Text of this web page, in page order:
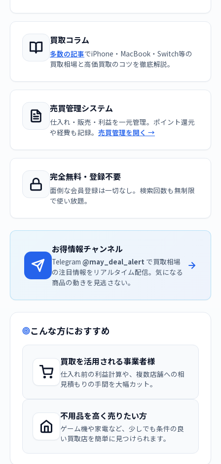
買取コラム
多数の記事でiPhone・MacBook・Switch等の
買取相場と高価買取のコツを徹底解説。
売買管理システム
仕入れ・販売・利益を一元管理。ポイント還元
や経費も記録。 売買管理を開く →
完全無料・登録不要
面倒な会員登録は一切なし。検索回数も無制限
で使い放題。
お得情報チャンネル
Telegram @may_deal_alert で買取相場
の注目情報をリアルタイム配信。気になる
商品の動きを見逃さない。
こんな方におすすめ
買取を活用される事業者様
仕入れ前の利益計算や、複数店舗への相
見積もりの手間を大幅カット。
不用品を高く売りたい方
ゲーム機や家電など、少しでも条件の良
い買取店を簡単に見つけられます。